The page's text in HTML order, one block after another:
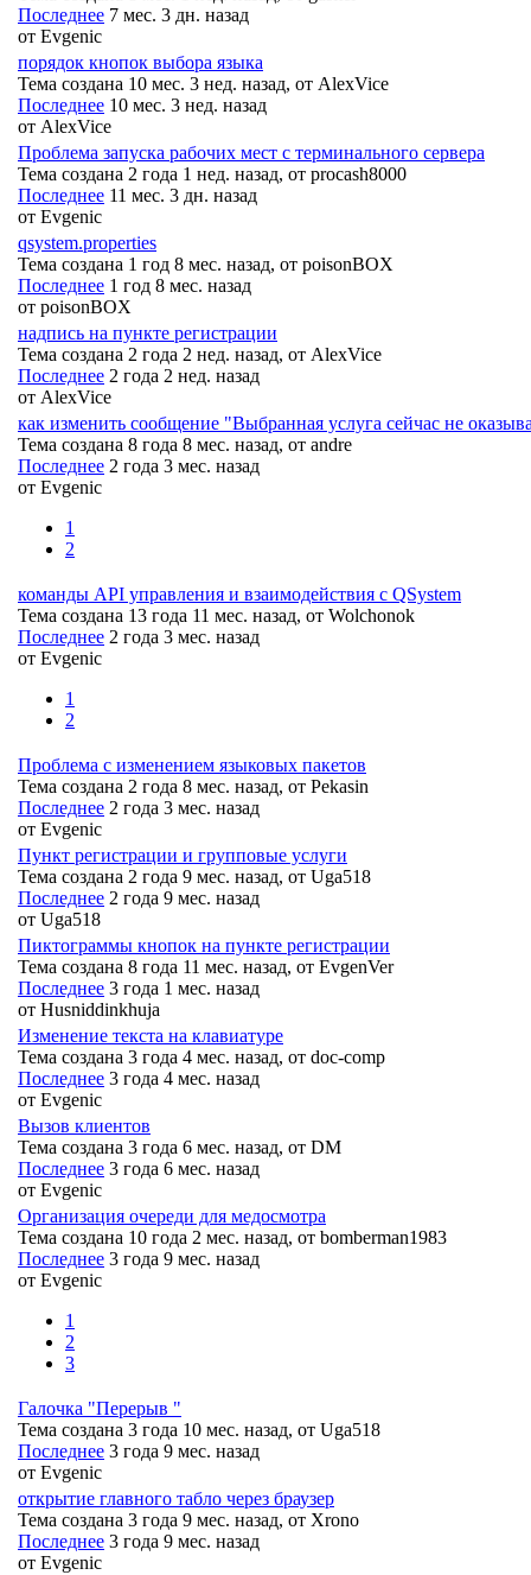
Последнее 7 мес. 3 дн. назад
от Evgenic
порядок кнопок выбора языка
Тема создана 10 мес. 3 нед. назад, от AlexVice
Последнее 10 мес. 3 нед. назад
от AlexVice
Проблема запуска рабочих мест с терминального сервера
Тема создана 2 года 1 нед. назад, от procash8000
Последнее 11 мес. 3 дн. назад
от Evgenic
qsystem.properties
Тема создана 1 год 8 мес. назад, от poisonBOX
Последнее 1 год 8 мес. назад
от poisonBOX
надпись на пункте регистрации
Тема создана 2 года 2 нед. назад, от AlexVice
Последнее 2 года 2 нед. назад
от AlexVice
как изменить сообщение "Выбранная услуга сейчас не
Тема создана 8 года 8 мес. назад, от andre
Последнее 2 года 3 мес. назад
от Evgenic
1
2
команды API управления и взаимодействия с QSystem
Тема создана 13 года 11 мес. назад, от Wolchonok
Последнее 2 года 3 мес. назад
от Evgenic
1
2
Проблема с изменением языковых пакетов
Тема создана 2 года 8 мес. назад, от Pekasin
Последнее 2 года 3 мес. назад
от Evgenic
Пункт регистрации и групповые услуги
Тема создана 2 года 9 мес. назад, от Uga518
Последнее 2 года 9 мес. назад
от Uga518
Пиктограммы кнопок на пункте регистрации
Тема создана 8 года 11 мес. назад, от EvgenVer
Последнее 3 года 1 мес. назад
от Husniddinkhuja
Изменение текста на клавиатуре
Тема создана 3 года 4 мес. назад, от doc-comp
Последнее 3 года 4 мес. назад
от Evgenic
Вызов клиентов
Тема создана 3 года 6 мес. назад, от DM
Последнее 3 года 6 мес. назад
от Evgenic
Организация очереди для медосмотра
Тема создана 10 года 2 мес. назад, от bomberman1983
Последнее 3 года 9 мес. назад
от Evgenic
1
2
3
Галочка "Перерыв "
Тема создана 3 года 10 мес. назад, от Uga518
Последнее 3 года 9 мес. назад
от Evgenic
открытие главного табло через браузер
Тема создана 3 года 9 мес. назад, от Xrono
Последнее 3 года 9 мес. назад
от Evgenic